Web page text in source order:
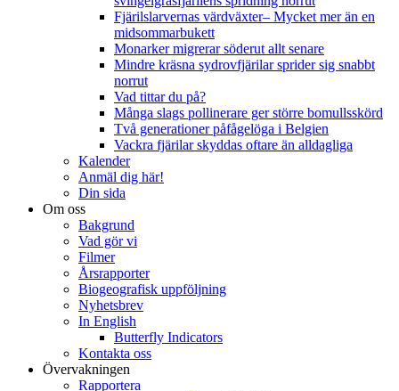
Fjärilslarvernas värdväxter– Mycket mer än en
midsommarbukett
Monarker migrerar söderut allt senare
Mindre kräsna sydrovfjärilar sprider sig snabbt
norrut
Vad tittar du på?
Många slags pollinerare ger större bomullsskörd
Två generationer påfågelöga i Belgien
Vackra fjärilar skyddas oftare än alldagliga
Kalender
Anmäl dig här!
Din sida
Om oss
Bakgrund
Vad gör vi
Filmer
Årsrapporter
Biogeografisk uppföljning
Nyhetsbrev
In English
Butterfly Indicators
Kontakta oss
Övervakningen
Rapportera